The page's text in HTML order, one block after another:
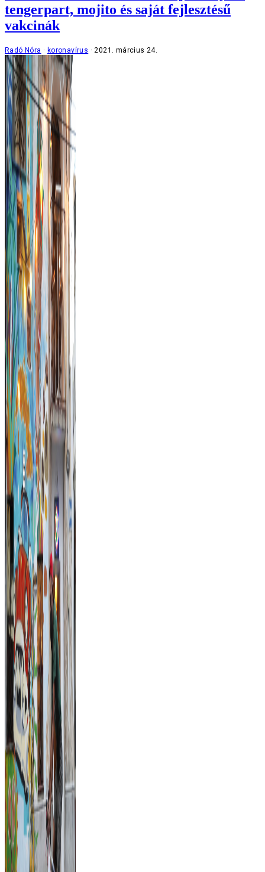
tengerpart, mojito és saját fejlesztésű
vakcinák
Radó Nóra koronavírus 2021. március 24.